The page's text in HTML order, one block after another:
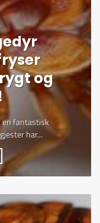
og
en fantastisk
har...